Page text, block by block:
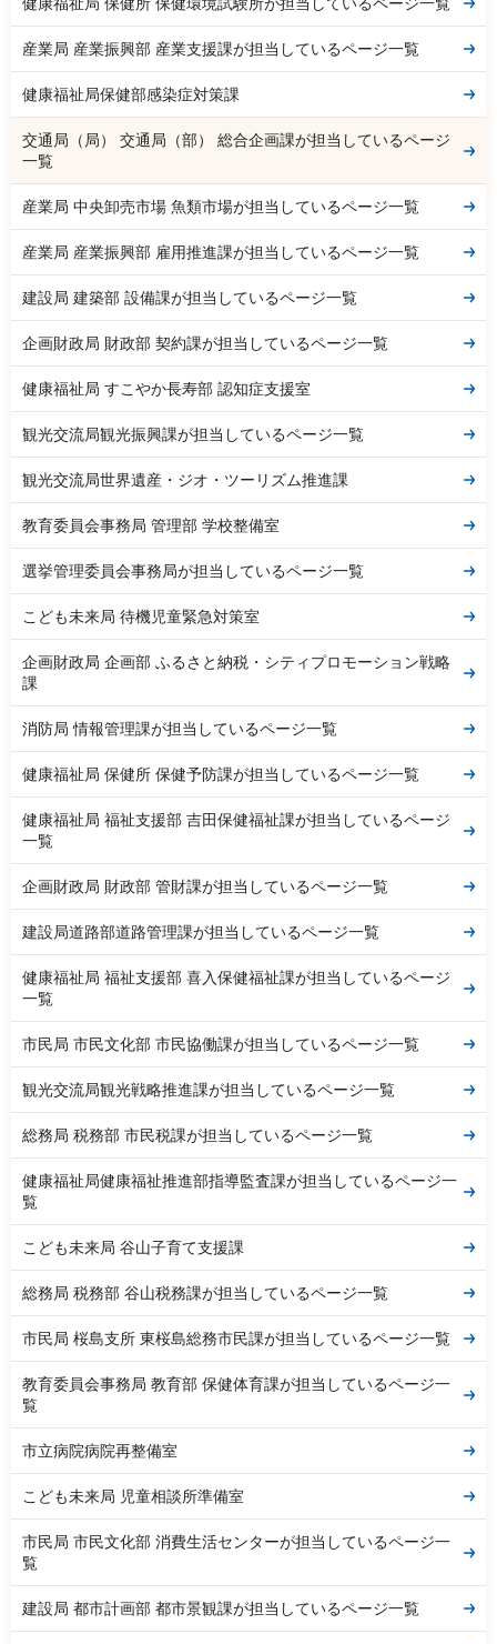
産業局 産業振興部 産業支援課が担当しているページ一覧
健康福祉局保健部感染症対策課
交通局（局） 交通局（部） 総合企画課が担当しているページ
一覧
産業局 中央卸売市場 魚類市場が担当しているページ一覧
産業局 産業振興部 雇用推進課が担当しているページ一覧
建設局 建築部 設備課が担当しているページ一覧
企画財政局 財政部 契約課が担当しているページ一覧
健康福祉局 すこやか長寿部 認知症支援室
観光交流局観光振興課が担当しているページ一覧
観光交流局世界遺産・ジオ・ツーリズム推進課
教育委員会事務局 管理部 学校整備室
選挙管理委員会事務局が担当しているページ一覧
こども未来局 待機児童緊急対策室
企画財政局 企画部 ふるさと納税・シティプロモーション戦略
課
消防局 情報管理課が担当しているページ一覧
健康福祉局 保健所 保健予防課が担当しているページ一覧
健康福祉局 福祉支援部 吉田保健福祉課が担当しているページ
一覧
企画財政局 財政部 管財課が担当しているページ一覧
建設局道路部道路管理課が担当しているページ一覧
健康福祉局 福祉支援部 喜入保健福祉課が担当しているページ
一覧
市民局 市民文化部 市民協働課が担当しているページ一覧
観光交流局観光戦略推進課が担当しているページ一覧
総務局 税務部 市民税課が担当しているページ一覧
健康福祉局健康福祉推進部指導監査課が担当しているページ一
覧
こども未来局 谷山子育て支援課
総務局 税務部 谷山税務課が担当しているページ一覧
市民局 桜島支所 東桜島総務市民課が担当しているページ一覧
教育委員会事務局 教育部 保健体育課が担当しているページ一
覧
市立病院病院再整備室
こども未来局 児童相談所準備室
市民局 市民文化部 消費生活センターが担当しているページ一
覧
建設局 都市計画部 都市景観課が担当しているページ一覧